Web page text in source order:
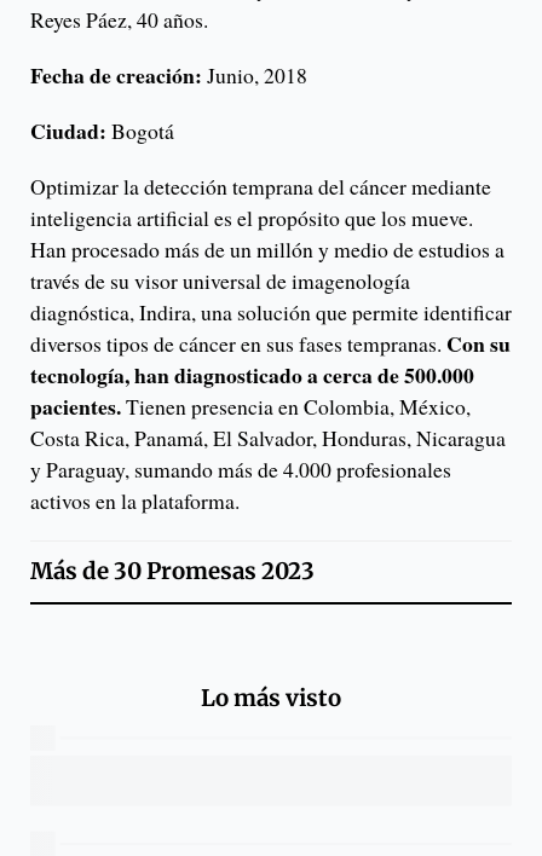
Reyes Páez, 40 años.
Fecha de creación: Junio, 2018
Ciudad: Bogotá
Optimizar la detección temprana del cáncer mediante
inteligencia artificial es el propósito que los mueve.
Han procesado más de un millón y medio de estudios a
través de su visor universal de imagenología
diagnóstica, Indira, una solución que permite identificar
diversos tipos de cáncer en sus fases tempranas. Con su
tecnología, han diagnosticado a cerca de 500.000
pacientes.Tienen presencia en Colombia, México,
Costa Rica, Panamá, El Salvador, Honduras, Nicaragua
y Paraguay, sumando más de 4.000 profesionales
activos en la plataforma.
Más de30 Promesas 2023
Lo más visto